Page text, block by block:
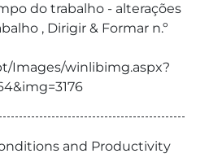
do trabalho - alterações
, Dirigir & Formar n.º
Images/winlibimg.aspx?
and Productivity